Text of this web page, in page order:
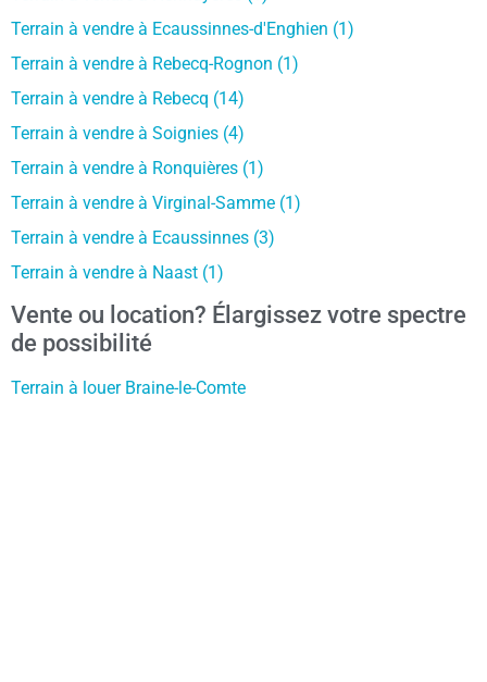
Terrain à vendre à Ecaussinnes-d'Enghien (1)
Terrain à vendre à Rebecq-Rognon (1)
Terrain à vendre à Rebecq (14)
Terrain à vendre à Soignies (4)
Terrain à vendre à Ronquières (1)
Terrain à vendre à Virginal-Samme (1)
Terrain à vendre à Ecaussinnes (3)
Terrain à vendre à Naast (1)
Vente ou location? Élargissez votre spectre
de possibilité
Terrain à louer Braine-le-Comte